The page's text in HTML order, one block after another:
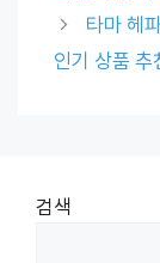
타마 헤
인기 상품
검색